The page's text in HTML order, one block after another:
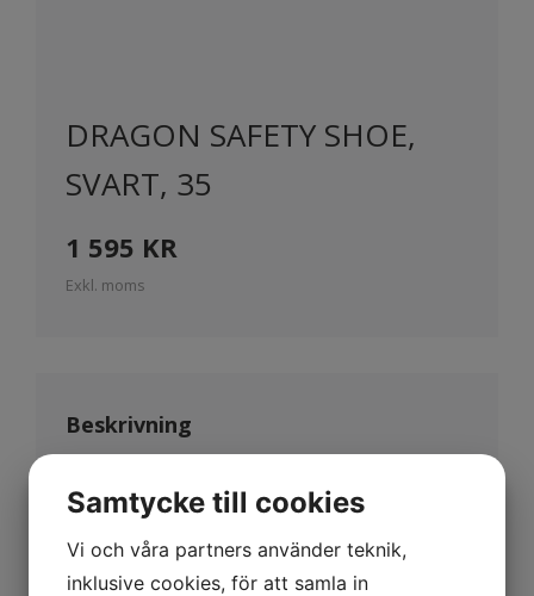
DRAGON SAFETY SHOE,
SVART, 35
1 595 KR
Exkl. moms
Beskrivning
Monitor Dragon är en ny medlem i
sportig skyddssko tillverkad med
Samtycke till cookies
Vi och våra partners använder teknik,
inklusive cookies, för att samla in